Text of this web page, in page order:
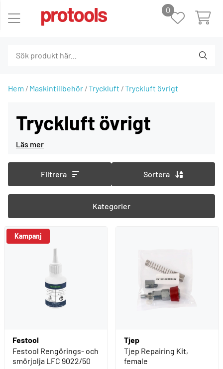
0
Hem Maskintillbehör Tryckluft Tryckluft övrigt
Tryckluft övrigt
Filtrera Sortera
Kategorier
Kampanj
Festool
Festool Rengörings- och
smörjolja LFC 9022/50
Tjep
Tjep Repairing Kit,
female